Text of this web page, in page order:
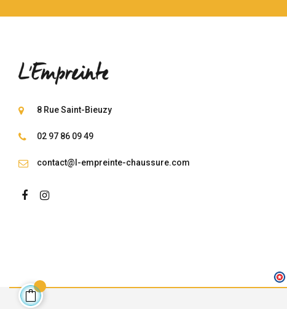
8 Rue Saint-Bieuzy
02 97 86 09 49
contact@l-empreinte-chaussure.com